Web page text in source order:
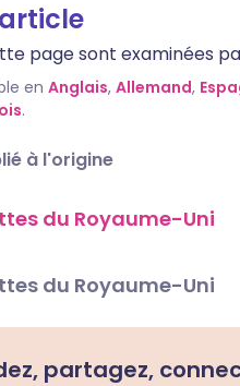
page sont examinées
en Anglais, Allemand,
.
à l'origine
du Royaume-Uni
du Royaume-Uni
partagez,